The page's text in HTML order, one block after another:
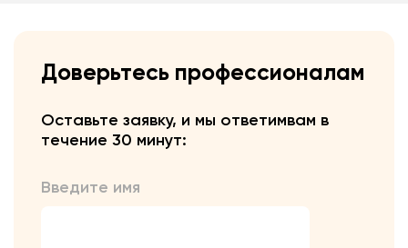
Доверьтесь профессионалам
Оставьте заявку, и мы ответимвам в
течение 30 минут:
Введите имя